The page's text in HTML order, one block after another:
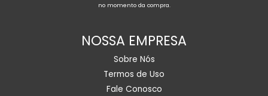
no momento da compra.
NOSSA EMPRESA
Sobre Nós
Termos de Uso
Fale Conosco